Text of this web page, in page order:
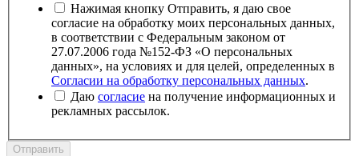
Нажимая кнопку Отправить, я даю свое
согласие на обработку моих персональных данных,
в соответствии с Федеральным законом от
27.07.2006 года №152-ФЗ «О персональных
данных», на условиях и для целей, определенных в
Согласии на обработку персональных данных.
Даю согласие на получение информационных и
рекламных рассылок.
Отправить